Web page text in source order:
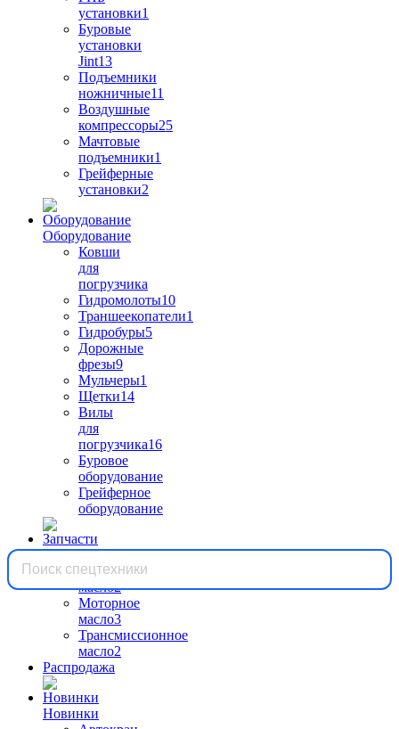
установки1
Буровые
установки
Jint13
Подъемники
ножничные11
Воздушные
компрессоры25
Мачтовые
подъемники1
Грейферные
установки2
Оборудование
Ковши
для
погрузчика
Гидромолоты10
Траншеекопатели1
Гидробуры5
Дорожные
фрезы9
Мульчеры1
Щетки14
Вилы
для
погрузчика16
Буровое
оборудование
Грейферное
оборудование
Запчасти
Гидравлическое
масло2
Моторное
масло3
Трансмиссионное
масло2
Распродажа
Новинки